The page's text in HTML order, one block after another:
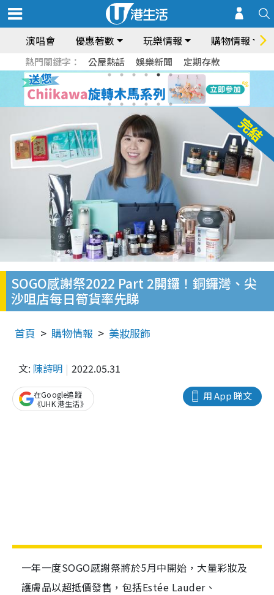
演唱會 優惠著數 玩樂情報 購物情報
熱門關鍵字： 公屋熱話 娛樂新聞 定期存款
SOGO感謝祭2022 Part 2開鑼！銅鑼灣、尖
沙咀店每日筍貨率先睇
首頁 購物情報 美妝服飾
文: 陳詩明 2022.05.31
用 App 睇文
在Google追蹤
《UHK 港生活》
一年一度SOGO感謝祭將於5月中開始，大量彩妝及
護膚品以超抵價發售，包括Estée Lauder、